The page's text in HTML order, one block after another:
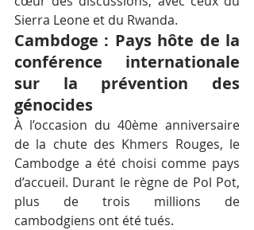
Sierra Leone et du Rwanda.
Cambdoge : Pays hôte de la
conférence internationale
sur la prévention des
génocides
À l’occasion du 40ème anniversaire
de la chute des Khmers Rouges, le
Cambodge a été choisi comme pays
d’accueil. Durant le règne de Pol Pot,
plus de trois millions de
cambodgiens ont été tués.